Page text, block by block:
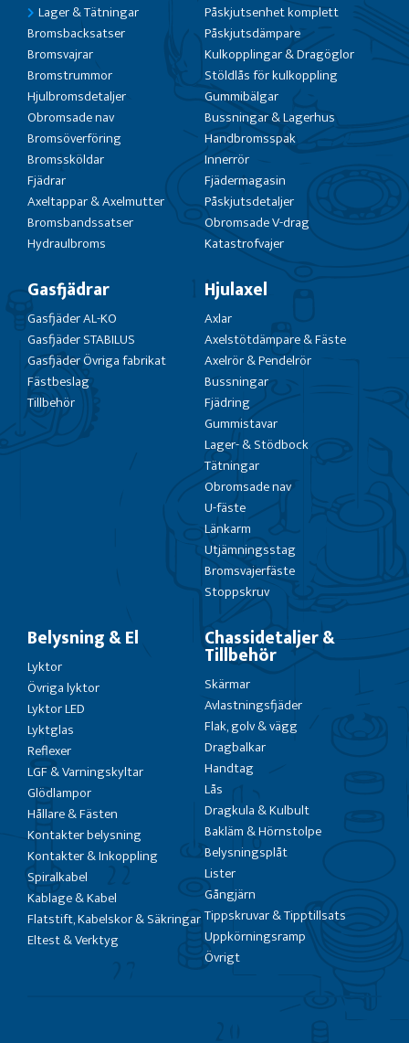
Lager & Tätningar
Bromsbacksatser
Bromsvajrar
Bromstrummor
Hjulbromsdetaljer
Obromsade nav
Bromsöverföring
Bromssköldar
Fjädrar
Axeltappar & Axelmutter
Bromsbandssatser
Hydraulbroms
Påskjutsenhet komplett
Påskjutsdämpare
Kulkopplingar & Dragöglor
Stöldlås för kulkoppling
Gummibälgar
Bussningar & Lagerhus
Handbromsspak
Innerrör
Fjädermagasin
Påskjutsdetaljer
Obromsade V-drag
Katastrofvajer
Gasfjädrar
Gasfjäder AL-KO
Gasfjäder STABILUS
Gasfjäder Övriga fabrikat
Fästbeslag
Tillbehör
Hjulaxel
Axlar
Axelstötdämpare & Fäste
Axelrör & Pendelrör
Bussningar
Fjädring
Gummistavar
Lager- & Stödbock
Tätningar
Obromsade nav
U-fäste
Länkarm
Utjämningsstag
Bromsvajerfäste
Stoppskruv
Belysning & El
Lyktor
Övriga lyktor
Lyktor LED
Lyktglas
Reflexer
LGF & Varningskyltar
Glödlampor
Hållare & Fästen
Kontakter belysning
Kontakter & Inkoppling
Spiralkabel
Kablage & Kabel
Flatstift, Kabelskor & Säkringar
Eltest & Verktyg
Chassidetaljer &
Tillbehör
Skärmar
Avlastningsfjäder
Flak, golv & vägg
Dragbalkar
Handtag
Lås
Dragkula & Kulbult
Bakläm & Hörnstolpe
Belysningsplåt
Lister
Gångjärn
Tippskruvar & Tipptillsats
Uppkörningsramp
Övrigt